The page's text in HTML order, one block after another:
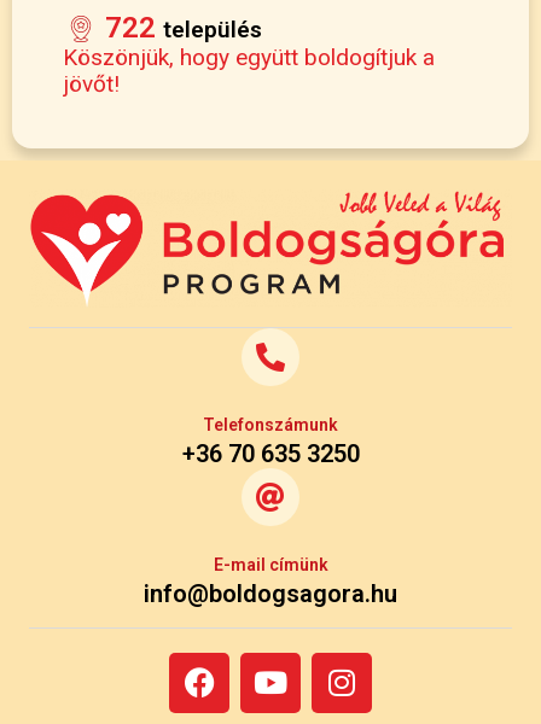
722 település
Köszönjük, hogy együtt boldogítjuk a
jövőt!
Telefonszámunk
+36 70 635 3250
E-mail címünk
info@boldogsagora.hu